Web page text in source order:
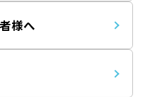
様へ